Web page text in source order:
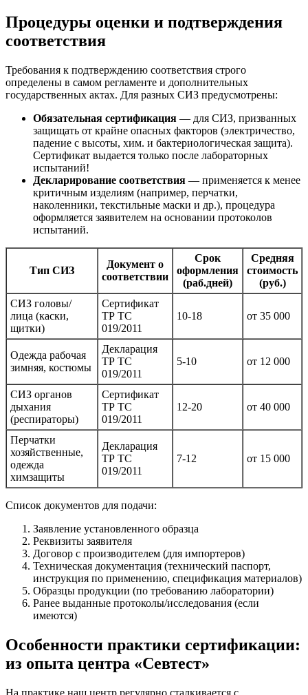
Процедуры оценки и подтверждения
соответствия
Требования к подтверждению соответствия строго
определены в самом регламенте и дополнительных
государственных актах. Для разных СИЗ предусмотрены:
Обязательная сертификация — для СИЗ, призванных
защищать от крайне опасных факторов (электричество,
падение с высоты, хим. и бактериологическая защита).
Сертификат выдается только после лабораторных
испытаний!
Декларирование соответствия — применяется к менее
критичным изделиям (например, перчатки,
наколенники, текстильные маски и др.), процедура
оформляется заявителем на основании протоколов
испытаний.
Тип СИЗ
Документ о
соответствии
Срок
оформления
(раб.дней)
Средняя
стоимость
(руб.)
СИЗ головы/
лица (каски,
щитки)
Сертификат
ТР ТС
019/2011
10-18 от 35 000
Одежда рабочая
зимняя, костюмы
Декларация
ТР ТС
019/2011
5-10 от 12 000
СИЗ органов
дыхания
(респираторы)
Сертификат
ТР ТС
019/2011
12-20 от 40 000
Перчатки
хозяйственные,
одежда
химзащиты
Декларация
ТР ТС
019/2011
7-12 от 15 000
Список документов для подачи:
Заявление установленного образца
Реквизиты заявителя
Договор с производителем (для импортеров)
Техническая документация (технический паспорт,
инструкция по применению, спецификация материалов)
Образцы продукции (по требованию лаборатории)
Ранее выданные протоколы/исследования (если
имеются)
Особенности практики сертификации:
из опыта центра «Севтест»
На практике наш центр регулярно сталкивается с